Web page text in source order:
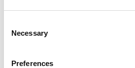
Selection
Necessary
Preferences
Den 27. august er det så Müller Gas
hvor besøget indledes klokken 12.30.